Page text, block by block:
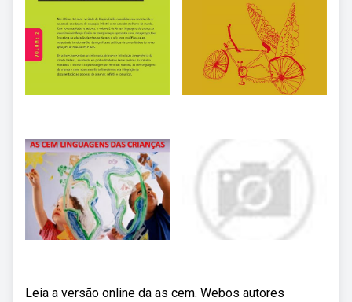
Leia a versão online da as cem. Webos autores